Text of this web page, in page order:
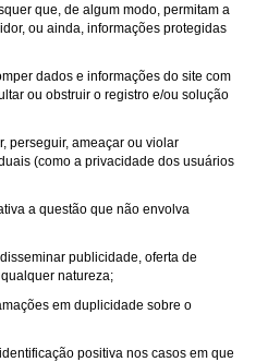
que, de algum modo, permitam a
ou ainda, informações protegidas
dados e informações do site com
ou obstruir o registro e/ou solução
perseguir, ameaçar ou violar
(como a privacidade dos usuários
a questão que não envolva
publicidade, oferta de
natureza;
em duplicidade sobre o
positiva nos casos em que